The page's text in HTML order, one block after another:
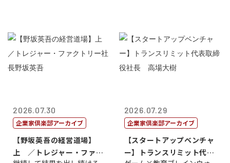
2026.07.30
企業家倶楽部アーカイブ
【野坂英吾の経営道場】
上 ／トレジャー・ファク
2026.07.29
企業家倶楽部アーカイブ
【スタートアップベンチャ
ー】トランスリミット代表